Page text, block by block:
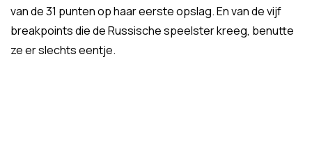
van de 31 punten op haar eerste opslag. En van de vijf
breakpoints die de Russische speelster kreeg, benutte
ze er slechts eentje.